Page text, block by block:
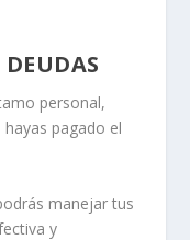
personal,
pagado el
manejar tus
y